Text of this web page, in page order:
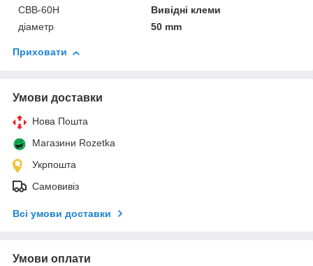
CBB-60H
Вивідні клеми
діаметр
50 mm
Приховати
Умови доставки
Нова Пошта
Магазини Rozetka
Укрпошта
Самовивіз
Всі умови доставки
Умови оплати